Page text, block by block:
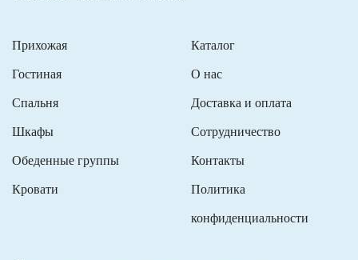
Прихожая
Гостиная
Спальня
Шкафы
Обеденные группы
Кровати
Каталог
О нас
Доставка и оплата
Сотрудничество
Контакты
Политика
конфиденциальности